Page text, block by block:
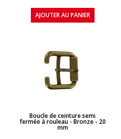
AJOUTER AU PANIER
APERÇU RAPIDE
Boucle de ceinture semi
fermée à rouleau - Bronze - 20
mm